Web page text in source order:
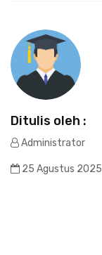
Ditulis oleh :
Administrator
25 Agustus 2025